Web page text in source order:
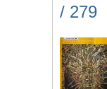
/ 279